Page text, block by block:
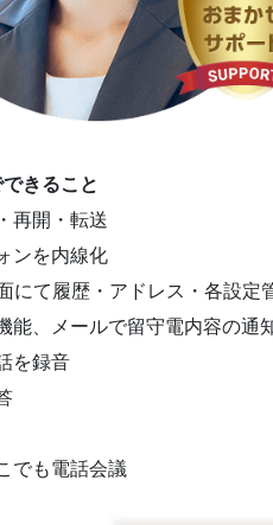
きること
再開・転送
ンを内線化
にて履歴・アドレス・各設定
能、メールで留守電内容の通
を録音
でも電話会議